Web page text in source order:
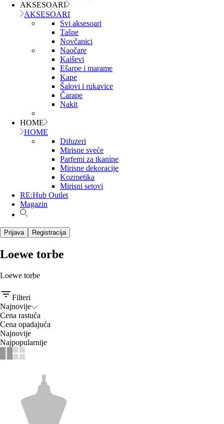
AKSESOARI
AKSESOARI
Svi aksesoari
Tašne
Novčanici
Naočare
Kaiševi
Ešarpe i marame
Kape
Šalovi i rukavice
Čarape
Nakit
HOME
HOME
Difuzeri
Mirisne sveće
Parfemi za tkanine
Mirisne dekoracije
Kozmetika
Mirisni setovi
RE:Hub Outlet
Magazin
Prijava Registracija
Loewe torbe
Loewe torbe
Filteri
Najnovije
Cena rastuća
Cena opadajuća
Najnovije
Najpopularnije